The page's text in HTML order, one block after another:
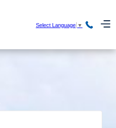
Select Language ▼